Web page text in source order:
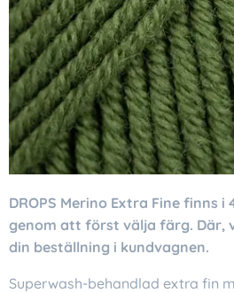
DROPS Merino Extra Fine finns i
genom att först välja färg. Där,
din beställning i kundvagnen.
Superwash-behandlad extra fin